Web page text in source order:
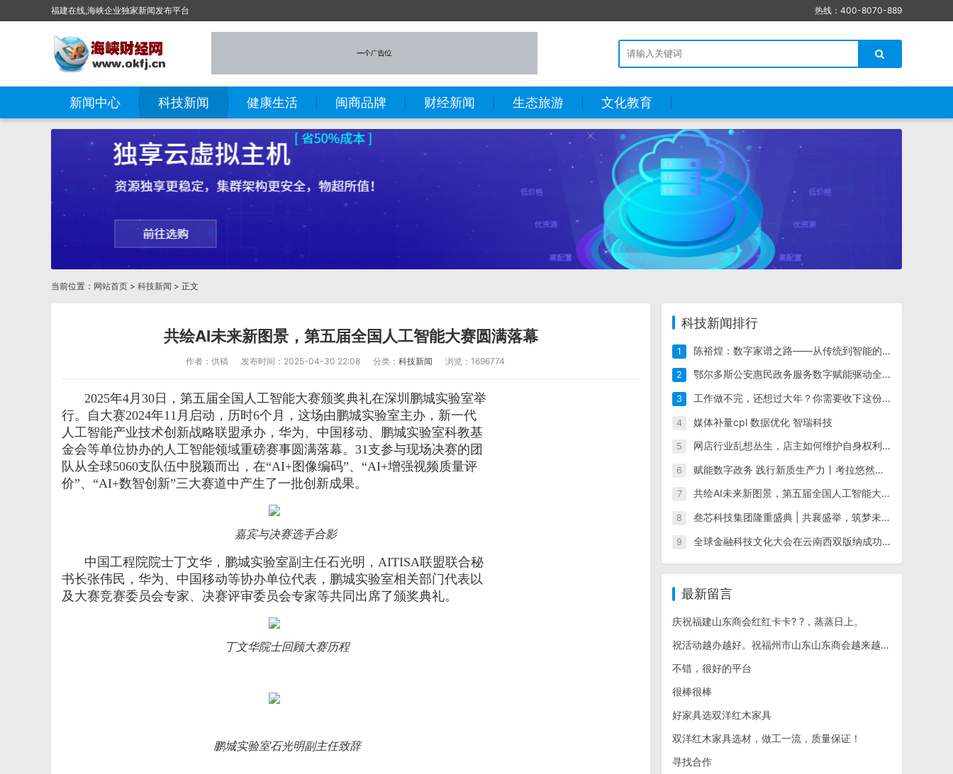
热线：400-8070-889
福建在线,海峡企业独家新闻发布平台
新闻中心 科技新闻 健康生活 闽商品牌 财经新闻 生态旅游 文化教育
当前位置： 网站首页 > 科技新闻 > 正文
共绘AI未来新图景，第五届全国人工智能大赛圆满落幕
作者：供稿 发布时间：2025-04-30 22:08 分类：科技新闻 浏览：1696774
2025年4 月 30日，第五届全国人工智能大赛颁奖典礼在深圳鹏城实验室举
行。自大赛2024年11 月启动，历时6个月，这场由鹏城实验室主办，新一代
人工智能产业技术创新战略联盟承办，华为、中国移动、鹏城实验室科教基
金会等单位协办的人工智能领域重磅赛事圆满落幕。 31支参与现场决赛的团
队从全球5060支队伍中脱颖而出，在“AI+图像编码”、“AI+增强视频质量评
价”、“AI+数智创新”三大赛道中产生了一批创新成果。
嘉宾与决赛选手合影
中国工程院院士丁文华，鹏城实验室副主任石光明， AITISA联盟联合秘
书长张伟民，华为、中国移动等协办单位代表，鹏城实验室相关部门代表以
及大赛竞赛委员会专家、决赛评审委员会专家等共同出席了颁奖典礼。
丁文华院士回顾大赛历程
鹏城实验室石光明副主任致辞
科技新闻排行
1 陈裕煌：数字家谱之路——从传统到智能的族谱编辑软件革新者
2 鄂尔多斯公安惠民政务服务数字赋能驱动全国标杆
3 工作做不完，还想过大年？你需要收下这份回家指南
4 媒体补量cpl 数据优化 智瑞科技
5 网店行业乱想丛生，店主如何维护自身权利？
6 赋能数字政务 践行新质生产力丨考拉悠然精彩亮相第七届数字中国建设峰会
7 共绘AI未来新图景，第五届全国人工智能大赛圆满落幕
8 叁芯科技集团隆重盛典 | 共襄盛举，筑梦未来
9 全球金融科技文化大会在云南西双版纳成功举行
最新留言
庆祝福建山东商会红红卡卡? ?，蒸蒸日上。
祝活动越办越好。祝福州市山东山东商会越来越好。
不错，很好的平台
很棒很棒
好家具选双洋红木家具
双洋红木家具选材，做工一流，质量保证！
寻找合作